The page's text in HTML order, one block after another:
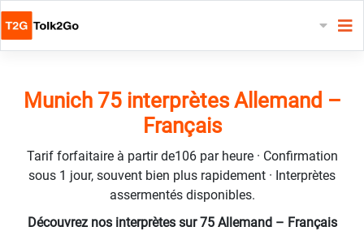
Munich 75 interprètes Allemand –
Français
Tarif forfaitaire à partir de106 par heure · Confirmation
sous 1 jour, souvent bien plus rapidement · Interprètes
assermentés disponibles.
Découvrez nos interprètes sur 75 Allemand – Français